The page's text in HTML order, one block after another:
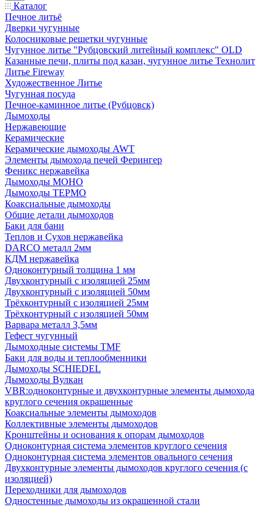
Каталог
Печное литьё
Дверки чугунные
Колосниковые решетки чугунные
Чугунное литье "Рубцовский литейный комплекс" OLD
Казанные печи, плиты под казан, чугунное литье Технолит
Литье Fireway
Художественное Литье
Чугунная посуда
Печное-каминное литье (Рубцовск)
Дымоходы
Нержавеющие
Керамические
Керамические дымоходы AWT
Элементы дымохода печей Ферингер
Феникс нержавейка
Дымоходы МОНО
Дымоходы ТЕРМО
Коаксиальные дымоходы
Общие детали дымоходов
Баки для бани
Теплов и Сухов нержавейка
DARCO металл 2мм
КДМ нержавейка
Одноконтурный толщина 1 мм
Двухконтурный с изоляцией 25мм
Двухконтурный с изоляцией 50мм
Трёхконтурный с изоляцией 25мм
Трёхконтурный с изоляцией 50мм
Варвара металл 3,5мм
Гефест чугунный
Дымоходные системы TMF
Баки для воды и теплообменники
Дымоходы SCHIEDEL
Дымоходы Вулкан
VBR:одноконтурные и двухконтурные элементы дымохода
круглого сечения окрашенные
Коаксиальные элементы дымоходов
Коллективные элементы дымоходов
Кронштейны и основания к опорам дымоходов
Одноконтурная система элементов круглого сечения
Одноконтурная система элементов овального сечения
Двухконтурные элементы дымоходов круглого сечения (с
изоляцией)
Переходники для дымоходов
Одностенные дымоходы из окрашенной стали